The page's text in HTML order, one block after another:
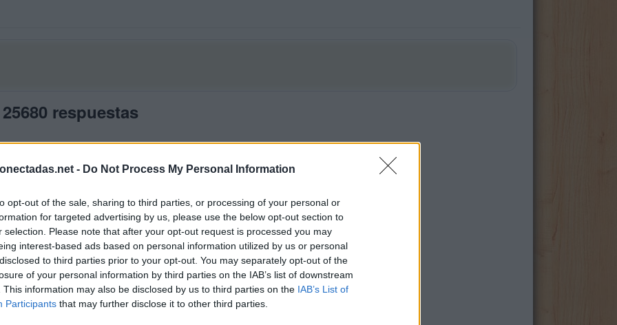
- Do Not Process My Personal Information
opt-out of the sale, sharing to third parties, or processing of your personal or
for targeted advertising by us, please use the below opt-out section to
selection. Please note that after your opt-out request is processed you may
interest-based ads based on personal information utilized by us or personal
to third parties prior to your opt-out. You may separately opt-out of the
of your personal information by third parties on the IAB’s list of downstream
This information may also be disclosed by us to third parties on the IAB’s List of
Participants that may further disclose it to other third parties.
respuestas